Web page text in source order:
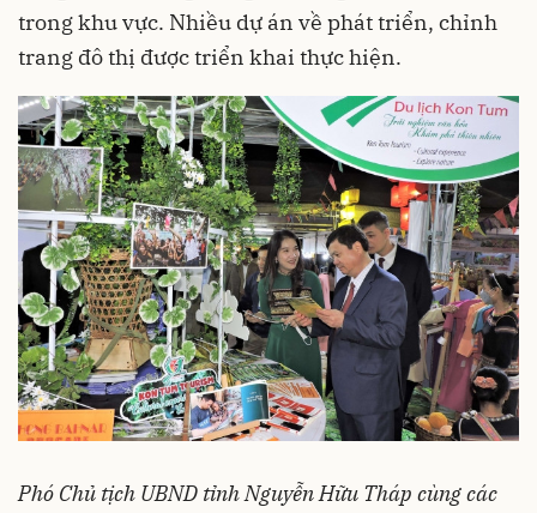
trong khu vực. Nhiều dự án về phát triển, chỉnh
trang đô thị được triển khai thực hiện.
Phó Chủ tịch UBND tỉnh Nguyễn Hữu Tháp cùng các